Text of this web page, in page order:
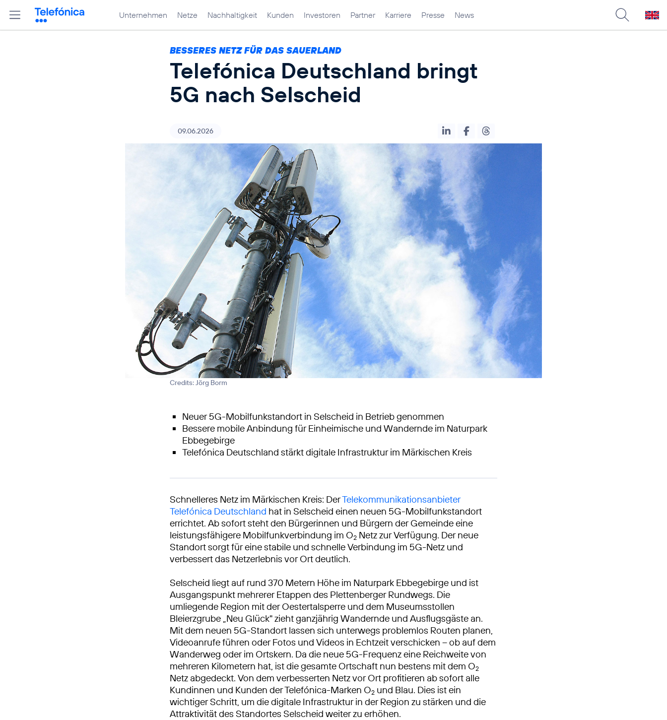
Unternehmen Netze Nachhaltigkeit Kunden Investoren Partner Karriere Presse News
BESSERES NETZ FÜR DAS SAUERLAND
Telefónica Deutschland bringt
5G nach Selscheid
09.06.2026
Credits: Jörg Borm
Neuer 5G-Mobilfunkstandort in Selscheid in Betrieb genommen
Bessere mobile Anbindung für Einheimische und Wandernde im Naturpark
Ebbegebirge
Telefónica Deutschland stärkt digitale Infrastruktur im Märkischen Kreis
Schnelleres Netz im Märkischen Kreis: DerTelekommunikationsanbieter
Telefónica Deutschland hat in Selscheid einen neuen 5G-Mobilfunkstandort
errichtet. Ab sofort steht den Bürgerinnen und Bürgern der Gemeinde eine
leistungsfähigere Mobilfunkverbindung im O2 Netz zur Verfügung. Der neue
Standort sorgt für eine stabile und schnelle Verbindung im 5G-Netz und
verbessert das Netzerlebnis vor Ort deutlich.
Selscheid liegt auf rund 370 Metern Höhe im Naturpark Ebbegebirge und ist
Ausgangspunkt mehrerer Etappen des Plettenberger Rundwegs. Die
umliegende Region mit der Oestertalsperre und dem Museumsstollen
Bleierzgrube „Neu Glück" zieht ganzjährig Wandernde und Ausflugsgäste an.
Mit dem neuen 5G-Standort lassen sich unterwegs problemlos Routen planen,
Videoanrufe führen oder Fotos und Videos in Echtzeit verschicken – ob auf dem
Wanderweg oder im Ortskern. Da die neue 5G-Frequenz eine Reichweite von
mehreren Kilometern hat, ist die gesamte Ortschaft nun bestens mit dem O2
Netz abgedeckt. Von dem verbesserten Netz vor Ort profitieren ab sofort alle
Kundinnen und Kunden der Telefónica-Marken O2 und Blau. Dies ist ein
wichtiger Schritt, um die digitale Infrastruktur in der Region zu stärken und die
Attraktivität des Standortes Selscheid weiter zu erhöhen.